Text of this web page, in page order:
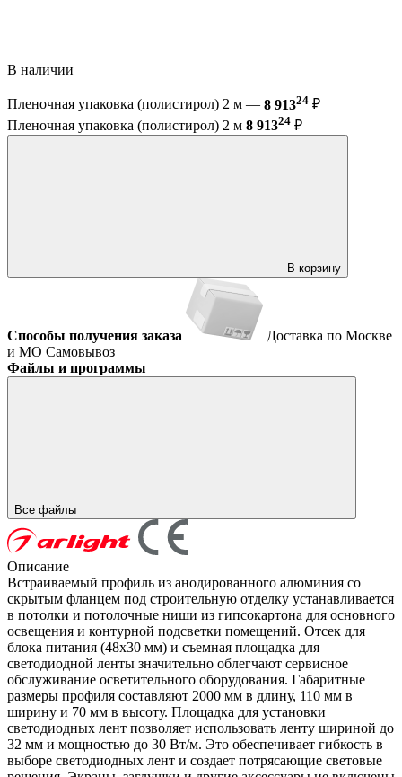
В наличии
Пленочная упаковка (полистирол) 2 м — 8 91324 ₽
Пленочная упаковка (полистирол) 2 м 8 91324 ₽
В корзину
Способы получения заказа
Доставка по Москве
и МО Самовывоз
Файлы и программы
Все файлы
Описание
Встраиваемый профиль из анодированного алюминия со
скрытым фланцем под строительную отделку устанавливается
в потолки и потолочные ниши из гипсокартона для основного
освещения и контурной подсветки помещений. Отсек для
блока питания (48х30 мм) и съемная площадка для
светодиодной ленты значительно облегчают сервисное
обслуживание осветительного оборудования. Габаритные
размеры профиля составляют 2000 мм в длину, 110 мм в
ширину и 70 мм в высоту. Площадка для установки
светодиодных лент позволяет использовать ленту шириной до
32 мм и мощностью до 30 Вт/м. Это обеспечивает гибкость в
выборе светодиодных лент и создает потрясающие световые